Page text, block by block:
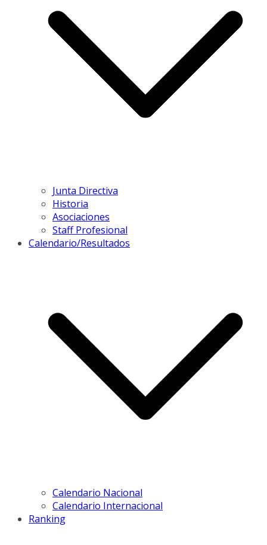
Junta Directiva
Historia
Asociaciones
Staff Profesional
Calendario/Resultados
Calendario Nacional
Calendario Internacional
Ranking